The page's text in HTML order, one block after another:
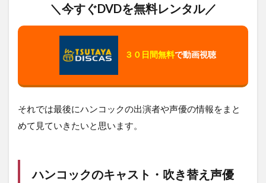
＼今すぐDVDを無料レンタル／
３０日間無料で動画視聴
それでは最後にハンコックの出演者や声優の情報をまと
めて見ていきたいと思います。
ハンコックのキャスト・吹き替え声優